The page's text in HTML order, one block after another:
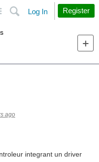
Search
Log In Register
ago
integrant un driver